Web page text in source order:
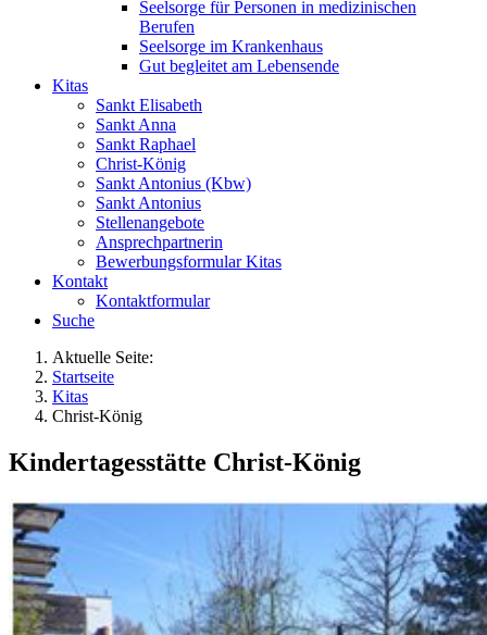
Seelsorge für Personen in medizinischen
Berufen
Seelsorge im Krankenhaus
Gut begleitet am Lebensende
Kitas
Sankt Elisabeth
Sankt Anna
Sankt Raphael
Christ-König
Sankt Antonius (Kbw)
Sankt Antonius
Stellenangebote
Ansprechpartnerin
Bewerbungsformular Kitas
Kontakt
Kontaktformular
Suche
Aktuelle Seite:
Startseite
Kitas
Christ-König
Kindertagesstätte Christ-König